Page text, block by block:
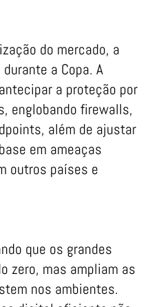
do mercado, a
a Copa. A
a proteção por
englobando firewalls,
além de ajustar
em ameaças
outros países e
que os grandes
zero, mas ampliam as
nos ambientes.